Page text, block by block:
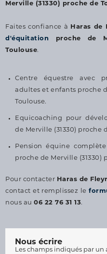
Merville (31330) proche de
Faites confiance à Haras de
d'équitation
proche de
Toulouse.
Centre équestre avec
adultes et enfants proche
Toulouse.
Equicoaching pour
de Merville (31330) proche
Pension équine
proche de Merville (31330)
Pour contacter Haras de
contact et remplissez le
nous au06 22 76 31 13.
Nous écrire
Les champs indiqués par un